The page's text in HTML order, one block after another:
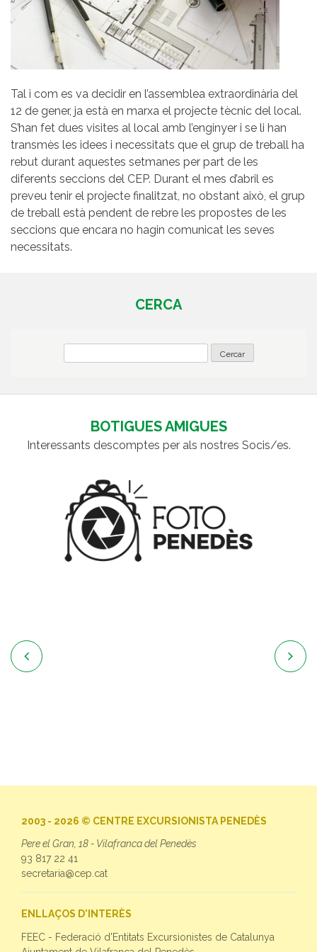
Tal i com es va decidir en l’assemblea extraordinària del
12 de gener, ja està en marxa el projecte tècnic del local.
S’han fet dues visites al local amb l’enginyer i se li han
transmès les idees i necessitats que el grup de treball ha
rebut durant aquestes setmanes per part de les
diferents seccions del CEP. Durant el mes d’abril es
preveu tenir el projecte finalitzat, no obstant això, el grup
de treball està pendent de rebre les propostes de les
seccions que encara no hagin comunicat les seves
necessitats.
CERCA
BOTIGUES AMIGUES
Interessants descomptes per als nostres Socis/es.
 
2003 - 2026 © CENTRE EXCURSIONISTA PENEDÈS
Pere el Gran, 18 - Vilafranca del Penedès
93 817 22 41
secretaria@cep.cat
ENLLAÇOS D'INTERÈS
FEEC - Federació d'Entitats Excursionistes de Catalunya